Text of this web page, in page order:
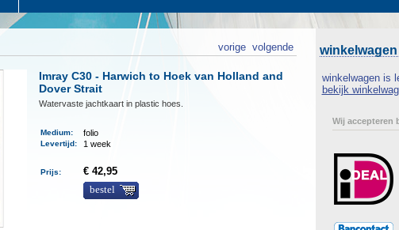
volgende
vorige
Imray C30 - Harwich to Hoek van Holland and
Dover Strait
Watervaste jachtkaart in plastic hoes.
Medium: folio
Levertijd: 1 week
Prijs:
€ 42,95
bestel
winkelwagen
winkelwagen is
bekijk
Wij accepteren